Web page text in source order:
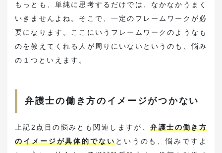
もっとも、単純に思考するだけでは、なかなかうまく
いきませんよね。そこで、一定のフレームワークが必
要になります。ここにいうフレームワークのようなも
のを教えてくれる人が周りにいないというのも、悩み
の１つといえます。
弁護士の働き方のイメージがつかない
上記2点目の悩みとも関連しますが、弁護士の働き方
のイメージが具体的でないというのも、悩みですよ